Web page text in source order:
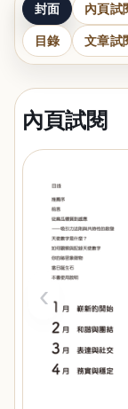
封面 內頁試
目錄 文章試
內頁試閱
‹